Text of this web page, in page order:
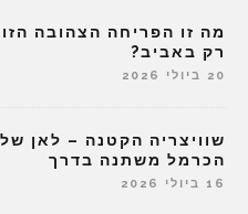
מה זו הפריחה הצהובה
רק באביב?
20 ביולי 2026
שוויצריה הקטנה – לאן
הכרמל משתנה בדרך
16 ביולי 2026